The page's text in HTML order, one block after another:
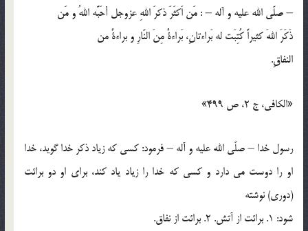
– صلّي الله عليه و آله – : مَن اَكثَرَ ذكرَ اللهِ عزوجل أحَبَّه اللهُ و مَن
ذَكَرَ اللهَ كثيراً كُتِبَت له بَراءتانِ، بَراءةٌ مِنَ النّارِ و براءةٌ من
النفاقِ.
«الكافي، ج 2، ص 499»
رسول خدا – صلّي الله عليه و آله – فرمود: كسي كه زياد ذكر خدا گويد، خدا
او را دوست مي دارد و كسي كه خدا را زياد ياد كند، براي او دو برائت
(دوري) نوشته
شود: 1. برائت از آتش. 2. برائت از نفاق.